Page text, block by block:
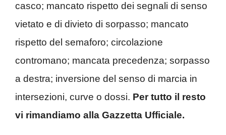
casco; mancato rispetto dei segnali di senso
vietato e di divieto di sorpasso; mancato
rispetto del semaforo; circolazione
contromano; mancata precedenza; sorpasso
a destra; inversione del senso di marcia in
intersezioni, curve o dossi. Per tutto il resto
vi rimandiamo alla Gazzetta Ufficiale.